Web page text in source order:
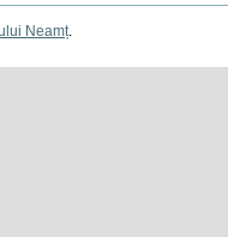
Neamț.